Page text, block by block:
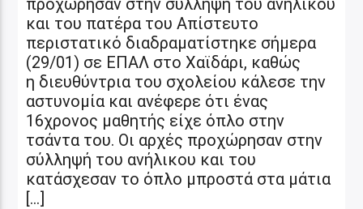
προχώρησαν στην σύλληψή του ανήλικου
και του πατέρα του Απίστευτο
περιστατικό διαδραματίστηκε σήμερα
(29/01) σε ΕΠΑΛ στο Χαϊδάρι, καθώς
η διευθύντρια του σχολείου κάλεσε την
αστυνομία και ανέφερε ότι ένας
16χρονος μαθητής είχε όπλο στην
τσάντα του. Οι αρχές προχώρησαν στην
σύλληψή του ανήλικου και του
κατάσχεσαν το όπλο μπροστά στα μάτια
[…]